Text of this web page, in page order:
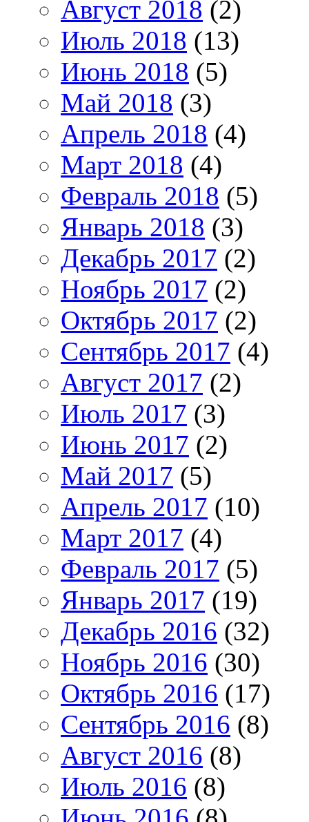
Август 2018 (2)
Июль 2018 (13)
Июнь 2018 (5)
Май 2018 (3)
Апрель 2018 (4)
Март 2018 (4)
Февраль 2018 (5)
Январь 2018 (3)
Декабрь 2017 (2)
Ноябрь 2017 (2)
Октябрь 2017 (2)
Сентябрь 2017 (4)
Август 2017 (2)
Июль 2017 (3)
Июнь 2017 (2)
Май 2017 (5)
Апрель 2017 (10)
Март 2017 (4)
Февраль 2017 (5)
Январь 2017 (19)
Декабрь 2016 (32)
Ноябрь 2016 (30)
Октябрь 2016 (17)
Сентябрь 2016 (8)
Август 2016 (8)
Июль 2016 (8)